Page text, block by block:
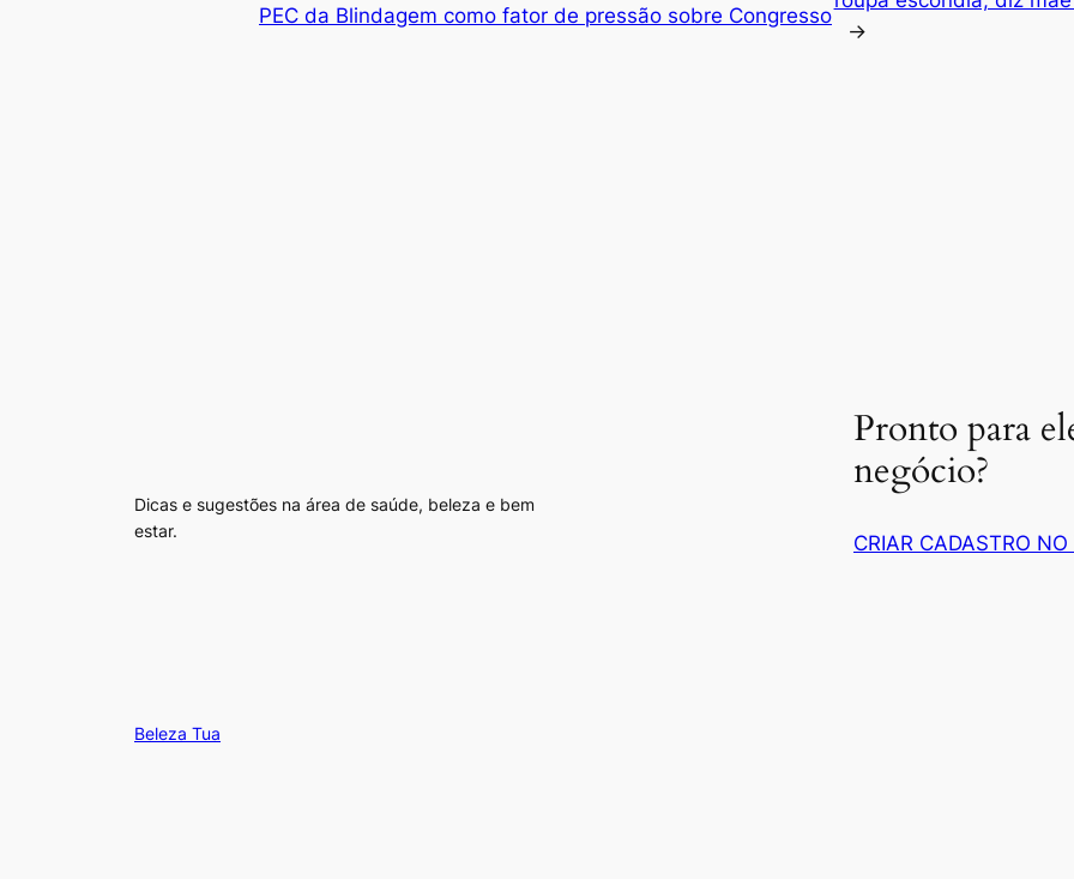
PEC da Blindagem como fator de pressão sobre Congresso
→
Dicas e sugestões na área de saúde, beleza e bem
estar.
Pronto para
negócio?
CRIAR CADASTRO
Beleza Tua